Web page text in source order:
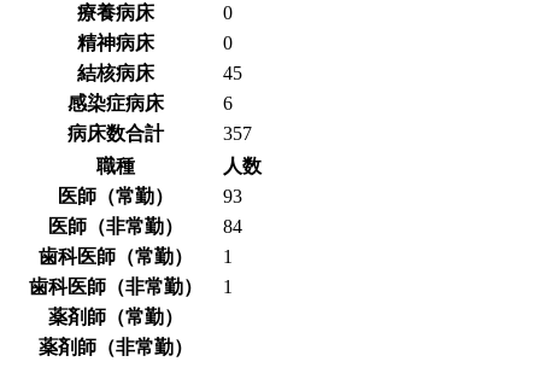
療養病床
0
精神病床
0
結核病床
45
感染症病床
6
病床数合計
357
職種
人数
医師（常勤）
93
医師（非常勤）
84
歯科医師（常勤）
1
歯科医師（非常勤）
1
薬剤師（常勤）
薬剤師（非常勤）